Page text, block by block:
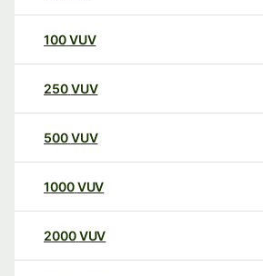
100VUV
250VUV
500VUV
1000VUV
2000VUV